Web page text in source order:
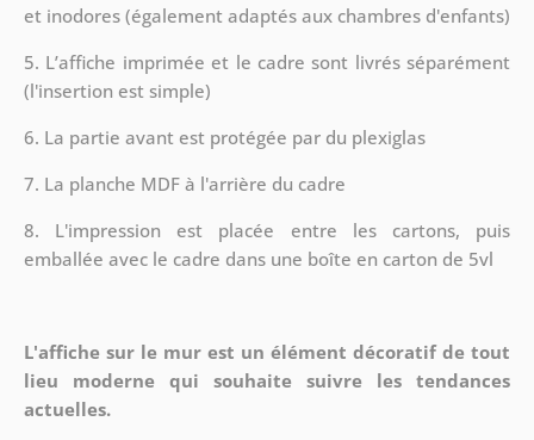
et inodores (également adaptés aux chambres d'enfants)
5. L’affiche imprimée et le cadre sont livrés séparément
(l'insertion est simple)
6. La partie avant est protégée par du plexiglas
7. La planche MDF à l'arrière du cadre
8. L'impression est placée entre les cartons, puis
emballée avec le cadre dans une boîte en carton de 5vl
L'affiche sur le mur est un élément décoratif de tout
lieu moderne qui souhaite suivre les tendances
actuelles.